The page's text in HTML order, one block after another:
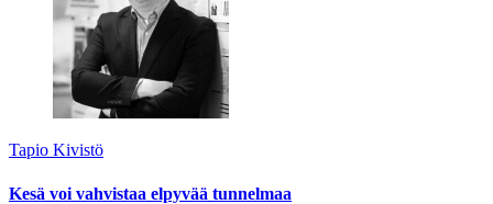
Tapio Kivistö
Kesä voi vahvistaa elpyvää tunnelmaa